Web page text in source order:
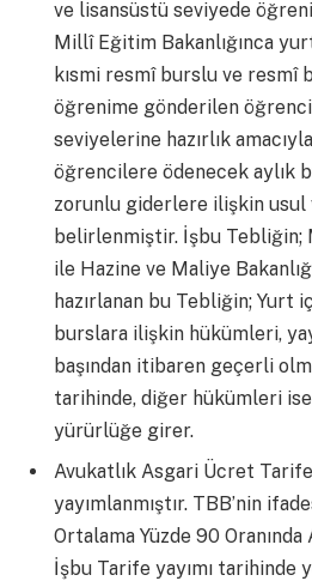
ve lisansüstü seviyede
Millî Eğitim Bakanlığınca
kısmi resmî burslu ve resmî
öğrenime gönderilen
seviyelerine hazırlık
öğrencilere ödenecek aylık
zorunlu giderlere ilişkin usul
belirlenmiştir. İşbu Tebliğin;
ile Hazine ve Maliye
hazırlanan bu Tebliğin; Yurt
burslara ilişkin hükümleri,
başından itibaren geçerli
tarihinde, diğer hükümleri ise
yürürlüğe girer.
Avukatlık Asgari Ücret
yayımlanmıştır. TBB’nin
Ortalama Yüzde 90 Oranında
İşbu Tarife yayımı